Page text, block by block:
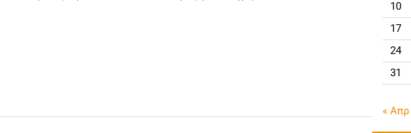
10
17
24
31
« Απρ